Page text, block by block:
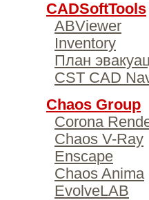
CADSoftTools
ABViewer
Inventory
План
CST CAD
Chaos Group
Corona
Chaos V-Ray
Enscape
Chaos Anima
EvolveLAB